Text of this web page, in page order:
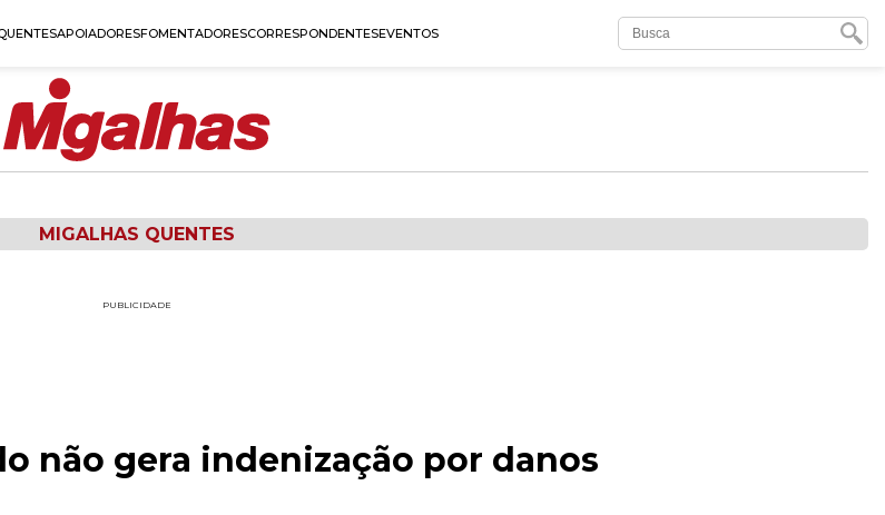
APOIADORESFOMENTADORESCORRESPONDENTESEVENTOS
MIGALHAS QUENTES
PUBLICIDADE
não gera indenização por danos